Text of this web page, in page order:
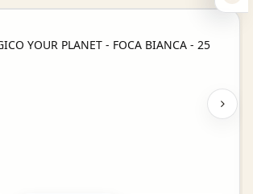
YOUR PLANET - FOCA BIANCA - 25